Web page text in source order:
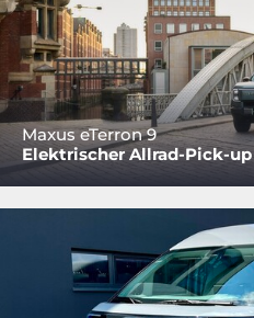
Maxus eTerron 9
Elektrischer Allrad-Pick-up